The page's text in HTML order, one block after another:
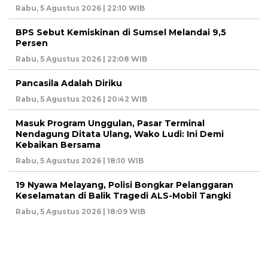
Rabu, 5 Agustus 2026 | 22:10 WIB
BPS Sebut Kemiskinan di Sumsel Melandai 9,5
Persen
Rabu, 5 Agustus 2026 | 22:08 WIB
Pancasila Adalah Diriku
Rabu, 5 Agustus 2026 | 20:42 WIB
Masuk Program Unggulan, Pasar Terminal
Nendagung Ditata Ulang, Wako Ludi: Ini Demi
Kebaikan Bersama
Rabu, 5 Agustus 2026 | 18:10 WIB
19 Nyawa Melayang, Polisi Bongkar Pelanggaran
Keselamatan di Balik Tragedi ALS-Mobil Tangki
Rabu, 5 Agustus 2026 | 18:09 WIB